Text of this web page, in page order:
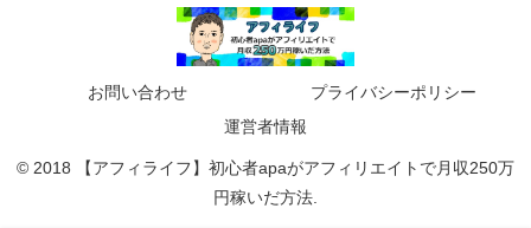
お問い合わせ
プライバシーポリシー
運営者情報
© 2018 【アフィライフ】初心者apaがアフィリエイトで月収250万
円稼いだ方法.